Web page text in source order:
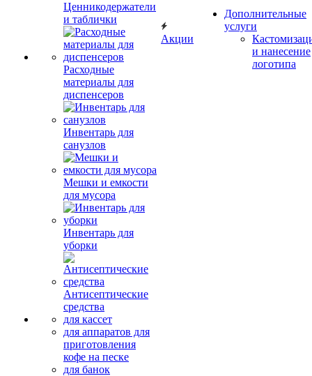
Ценникодержатели
и таблички
Расходные
материалы для
диспенсеров
Инвентарь для
санузлов
Мешки и емкости
для мусора
Инвентарь для
уборки
Антисептические
средства
для кассет
для аппаратов для
приготовления
кофе на песке
для банок
Акции
Дополнительные
услуги
и нанесение
логотипа